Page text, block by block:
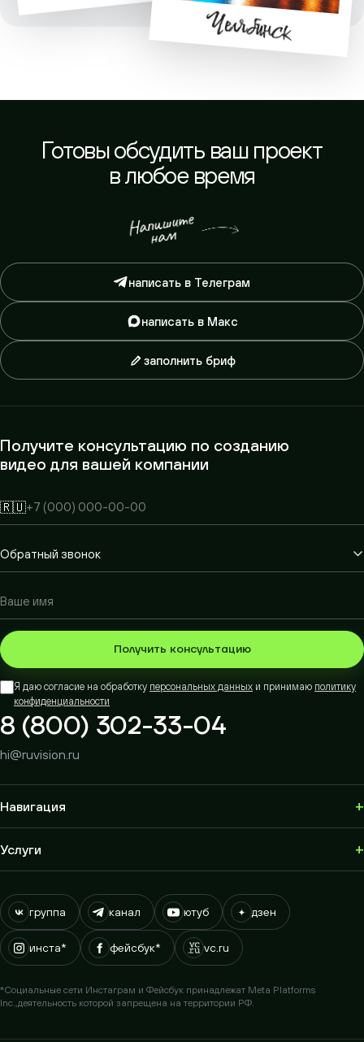
Готовы обсудить ваш проект
в любое время
написать в Телеграм
написать в Макс
заполнить бриф
Получите консультацию по созданию
видео для вашей компании
🇷🇺
Получить консультацию
Я даю согласие на обработку персональных данных и принимаю политику
конфиденциальности
8 (800) 302-33-04
hi@ruvision.ru
Навигация +
Услуги +
группа канал ютуб дзен
инста* фейсбук* vc.ru
*Социальные сети Инстаграм и Фейсбук принадлежат Meta Platforms
Inc.,деятельность которой запрещена на территории РФ.